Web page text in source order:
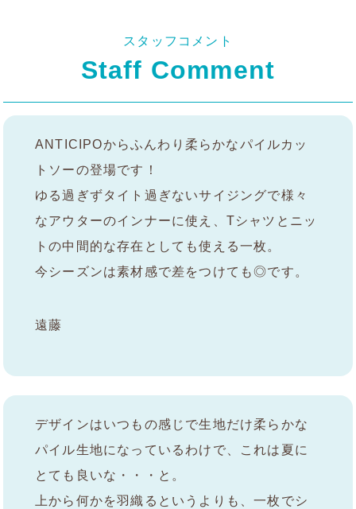
スタッフコメント
Staff Comment
ANTICIPOからふんわり柔らかなパイルカッ
トソーの登場です！
ゆる過ぎずタイト過ぎないサイジングで様々
なアウターのインナーに使え、Tシャツとニッ
トの中間的な存在としても使える一枚。
今シーズンは素材感で差をつけても◎です。
遠藤
デザインはいつもの感じで生地だけ柔らかな
パイル生地になっているわけで、これは夏に
とても良いな・・・と。
上から何かを羽織るというよりも、一枚でシ